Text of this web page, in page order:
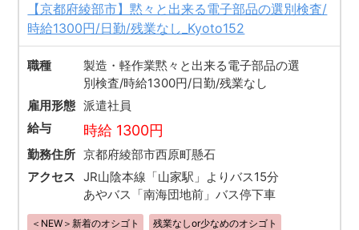
【京都府綾部市】黙々と出来る電子部品の選別検査/
時給1300円/日勤/残業なし_Kyoto152
職種
製造・軽作業黙々と出来る電子部品の選
別検査/時給1300円/日勤/残業なし
雇用形態 派遣社員
給与
時給 1300円
勤務住所 京都府綾部市西原町懸石
アクセス
JR山陰本線「山家駅」よりバス15分
あやバス「南海団地前」バス停下車
＜NEW＞新着のオシゴト 残業なしor少なめのオシゴト